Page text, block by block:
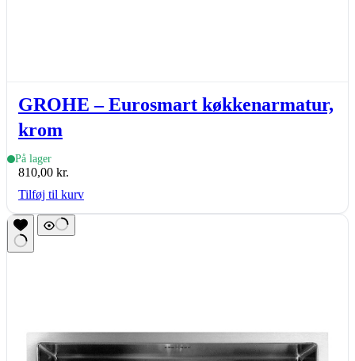
GROHE – Eurosmart køkkenarmatur,
krom
På lager
810,00 kr.
Tilføj til kurv